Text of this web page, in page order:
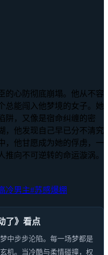
的心防彻底崩塌。他从不容
总能闯入他梦境的女子。她
阱，又像是宿命纠缠的密
，他发现自己早已分不清究
，他甘愿成为她的俘虏，一
向不可逆转的命运漩涡。
冷男主#苏感爆棚
了》看点
中步步沦陷。每一场梦都是
机。当冷酷与柔情碰撞，权